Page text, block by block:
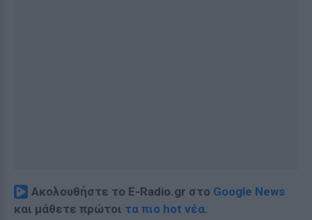
Ακολουθήστε το E-Radio.gr στο Google News
και μάθετε πρώτοι τα πιο hot νέα.